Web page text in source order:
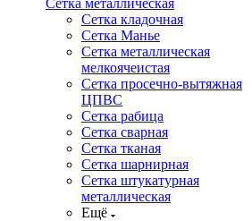
Сетка металлическая
Сетка кладочная
Сетка Манье
Сетка металлическая
мелкоячеистая
Сетка просечно-вытяжная
ЦПВС
Сетка рабица
Сетка сварная
Сетка тканая
Сетка шарнирная
Сетка штукатурная
металлическая
Ещё